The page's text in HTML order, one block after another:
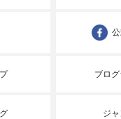
ブロ
ジ